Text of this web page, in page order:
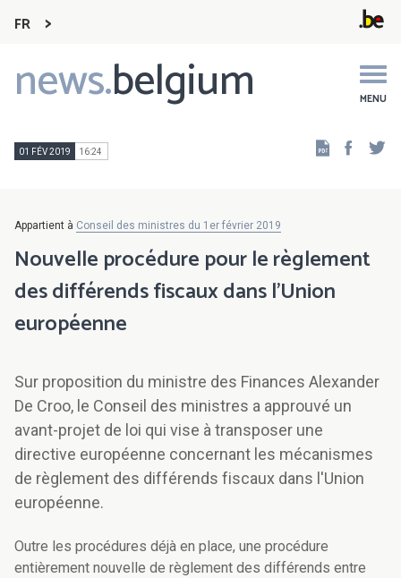
FR
news.belgium MENU
Main
navigation
01 FÉV 2019 16:24
Appartient à Conseil des ministres du 1er février 2019
Nouvelle procédure pour le règlement
des différends fiscaux dans l'Union
européenne
Sur proposition du ministre des Finances Alexander
De Croo, le Conseil des ministres a approuvé un
avant-projet de loi qui vise à transposer une
directive européenne concernant les mécanismes
de règlement des différends fiscaux dans l'Union
européenne.
Outre les procédures déjà en place, une procédure
entièrement nouvelle de règlement des différends entre